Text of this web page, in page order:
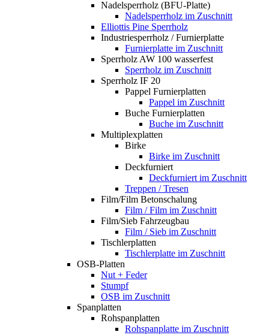
Nadelsperrholz (BFU-Platte)
Nadelsperrholz im Zuschnitt
Elliottis Pine Sperrholz
Industriesperrholz / Furnierplatte
Furnierplatte im Zuschnitt
Sperrholz AW 100 wasserfest
Sperrholz im Zuschnitt
Sperrholz IF 20
Pappel Furnierplatten
Pappel im Zuschnitt
Buche Furnierplatten
Buche im Zuschnitt
Multiplexplatten
Birke
Birke im Zuschnitt
Deckfurniert
Deckfurniert im Zuschnitt
Treppen / Tresen
Film/Film Betonschalung
Film / Film im Zuschnitt
Film/Sieb Fahrzeugbau
Film / Sieb im Zuschnitt
Tischlerplatten
Tischlerplatte im Zuschnitt
OSB-Platten
Nut + Feder
Stumpf
OSB im Zuschnitt
Spanplatten
Rohspanplatten
Rohspanplatte im Zuschnitt